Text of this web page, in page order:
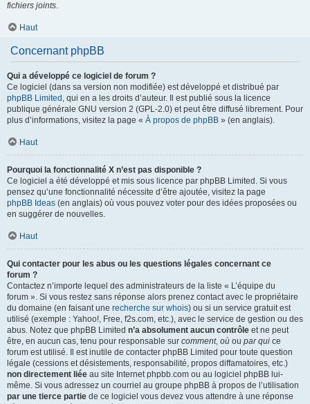
fichiers joints.
Haut
Concernant phpBB
Qui a développé ce logiciel de forum ?
Ce logiciel (dans sa version non modifiée) est développé et distribué par
phpBB Limited , qui en a les droits d’auteur. Il est publié sous la licence
publique générale GNU version 2 (GPL-2.0) et peut être diffusé librement. Pour
plus d’informations, visitez la page « À propos de phpBB » (en anglais).
Haut
Pourquoi la fonctionnalité X n’est pas disponible ?
Ce logiciel a été développé et mis sous licence par phpBB Limited. Si vous
pensez qu’une fonctionnalité nécessite d’être ajoutée, visitez la page
phpBB Ideas (en anglais) où vous pouvez voter pour des idées proposées ou
en suggérer de nouvelles.
Haut
Qui contacter pour les abus ou les questions légales concernant ce
forum ?
Contactez n’importe lequel des administrateurs de la liste « L’équipe du
forum ». Si vous restez sans réponse alors prenez contact avec le propriétaire
du domaine (en faisant une recherche sur whois) ou si un service gratuit est
utilisé (exemple : Yahoo!, Free, f2s.com, etc.), avec le service de gestion ou des
abus. Notez que phpBB Limited n’a absolument aucun contrôle et ne peut
être, en aucun cas, tenu pour responsable sur comment, où ou par qui ce
forum est utilisé. Il est inutile de contacter phpBB Limited pour toute question
légale (cessions et désistements, responsabilité, propos diffamatoires, etc.)
non directement liée au site Internet phpbb.com ou au logiciel phpBB lui-
même. Si vous adressez un courriel au groupe phpBB à propos de l’utilisation
par une tierce partie de ce logiciel vous devez vous attendre à une réponse